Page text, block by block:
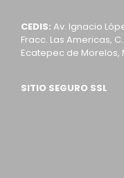
CEDIS: Av. Ignacio
Fracc. Las Americas,
Ecatepec de Morelos,
SITIO SEGURO SSL